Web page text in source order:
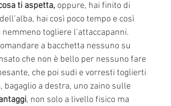
ti aspetta, oppure, hai finito di
hai così poco tempo e così
togliere l’attaccapanni.
a bacchetta nessuno su
che non è bello per nessuno fare
che poi sudi e vorresti toglierti
a destra, uno zaino sulle
, non solo a livello fisico ma